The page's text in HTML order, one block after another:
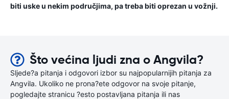
biti uske u nekim područjima, pa treba biti oprezan u vožnji.
Što većina ljudi zna o Angvila?
Sljede?a pitanja i odgovori izbor su najpopularnijih pitanja za
Angvila. Ukoliko ne prona?ete odgovor na svoje pitanje,
pogledajte stranicu ?esto postavljana pitanja ili nas